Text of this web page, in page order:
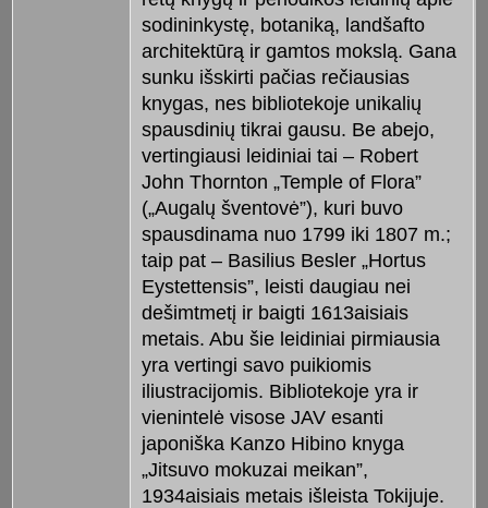
sodininkystę, botaniką, landšafto
architektūrą ir gamtos mokslą. Gana
sunku išskirti pačias rečiausias
knygas, nes bibliotekoje unikalių
spausdinių tikrai gausu. Be abejo,
vertingiausi leidiniai tai – Robert
John Thornton „Temple of Flora”
(„Augalų šventovė”), kuri buvo
spausdinama nuo 1799 iki 1807 m.;
taip pat – Basilius Besler „Hortus
Eystettensis”, leisti daugiau nei
dešimtmetį ir baigti 1613aisiais
metais. Abu šie leidiniai pirmiausia
yra vertingi savo puikiomis
iliustracijomis. Bibliotekoje yra ir
vienintelė visose JAV esanti
japoniška Kanzo Hibino knyga
„Jitsuvo mokuzai meikan”,
1934aisiais metais išleista Tokijuje.